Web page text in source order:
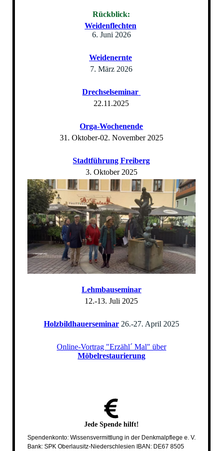
Rückblick:
Weidenflechten
6. Juni 2026
Weidenernte
7. März 2026
Drechselseminar
22.11.2025
Orga-Wochenende
31. Oktober-02. November 2025
Stadtführung Freiberg
3. Oktober 2025
Lehmbauseminar
12.-13. Juli 2025
Holzbildhauerseminar 26.-27. April 2025
Online-Vortrag "Erzähl´ Mal" über
Möbelrestaurierung
Jede Spendehilft!
Spendenkonto: Wissensvermittlung in der Denkmalpflege e. V.
Bank: SPK Oberlausitz-Niederschlesien IBAN: DE67 8505